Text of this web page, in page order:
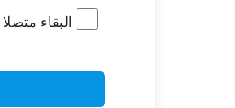
البقاء متصلا